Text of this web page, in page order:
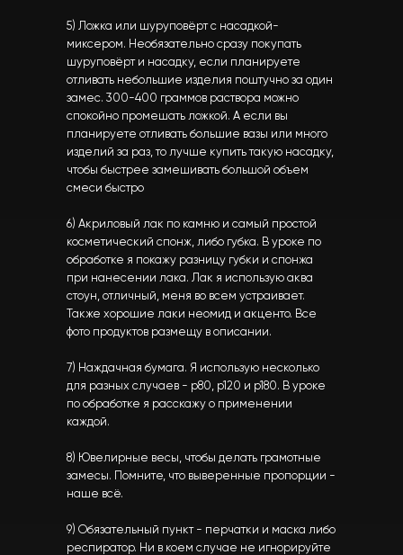
5) Ложка или шуруповёрт с насадкой-
миксером. Необязательно сразу покупать
шуруповёрт и насадку, если планируете
отливать небольшие изделия поштучно за один
замес. 300-400 граммов раствора можно
спокойно промешать ложкой. А если вы
планируете отливать большие вазы или много
изделий за раз, то лучше купить такую насадку,
чтобы быстрее замешивать большой объем
смеси быстро
6) Акриловый лак по камню и самый простой
косметический спонж, либо губка. В уроке по
обработке я покажу разницу губки и спонжа
при нанесении лака. Лак я использую аква
стоун, отличный, меня во всем устраивает.
Также хорошие лаки неомид и акценто. Все
фото продуктов размещу в описании.
7) Наждачная бумага. Я использую несколько
для разных случаев - р80, р120 и р180. В уроке
по обработке я расскажу о применении
каждой.
8) Ювелирные весы, чтобы делать грамотные
замесы. Помните, что выверенные пропорции -
наше всё.
9) Обязательный пункт - перчатки и маска либо
респиратор. Ни в коем случае не игнорируйте